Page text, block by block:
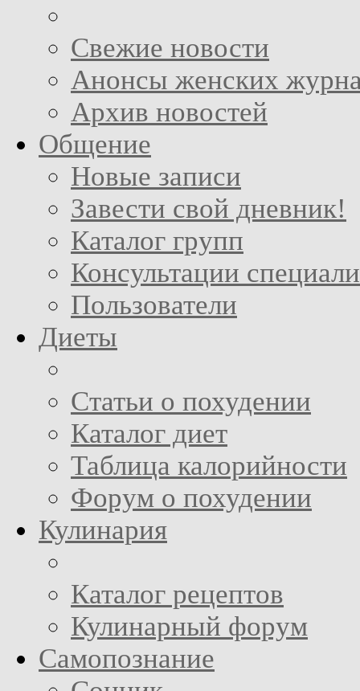
Свежие новости
Анонсы женских
Архив новостей
Общение
Новые записи
Завести свой дневник!
Каталог групп
Консультации
Пользователи
Диеты
Статьи о похудении
Каталог диет
Таблица калорийности
Форум о похудении
Кулинария
Каталог рецептов
Кулинарный форум
Самопознание